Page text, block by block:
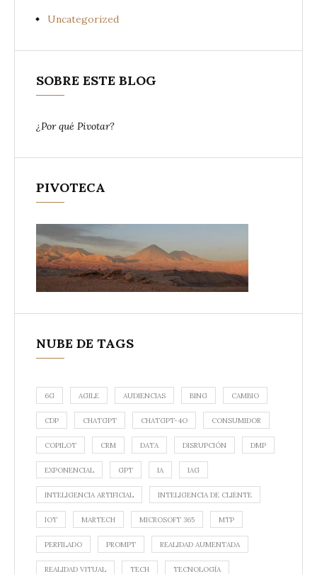
Uncategorized
SOBRE ESTE BLOG
¿Por qué Pivotar?
PIVOTECA
NUBE DE TAGS
6G AGILE AUDIENCIAS BING CAMBIO
CDP CHATGPT CHATGPT-4O CONSUMIDOR
COPILOT CRM DATA DISRUPCIÓN DMP
EXPONENCIAL GPT IA IAG
INTELIGENCIA ARTIFICIAL INTELIGENCIA DE CLIENTE
IOT MARTECH MICROSOFT 365 MTP
PERFILADO PROMPT REALIDAD AUMENTADA
REALIDAD VITUAL TECH TECNOLOGÍA